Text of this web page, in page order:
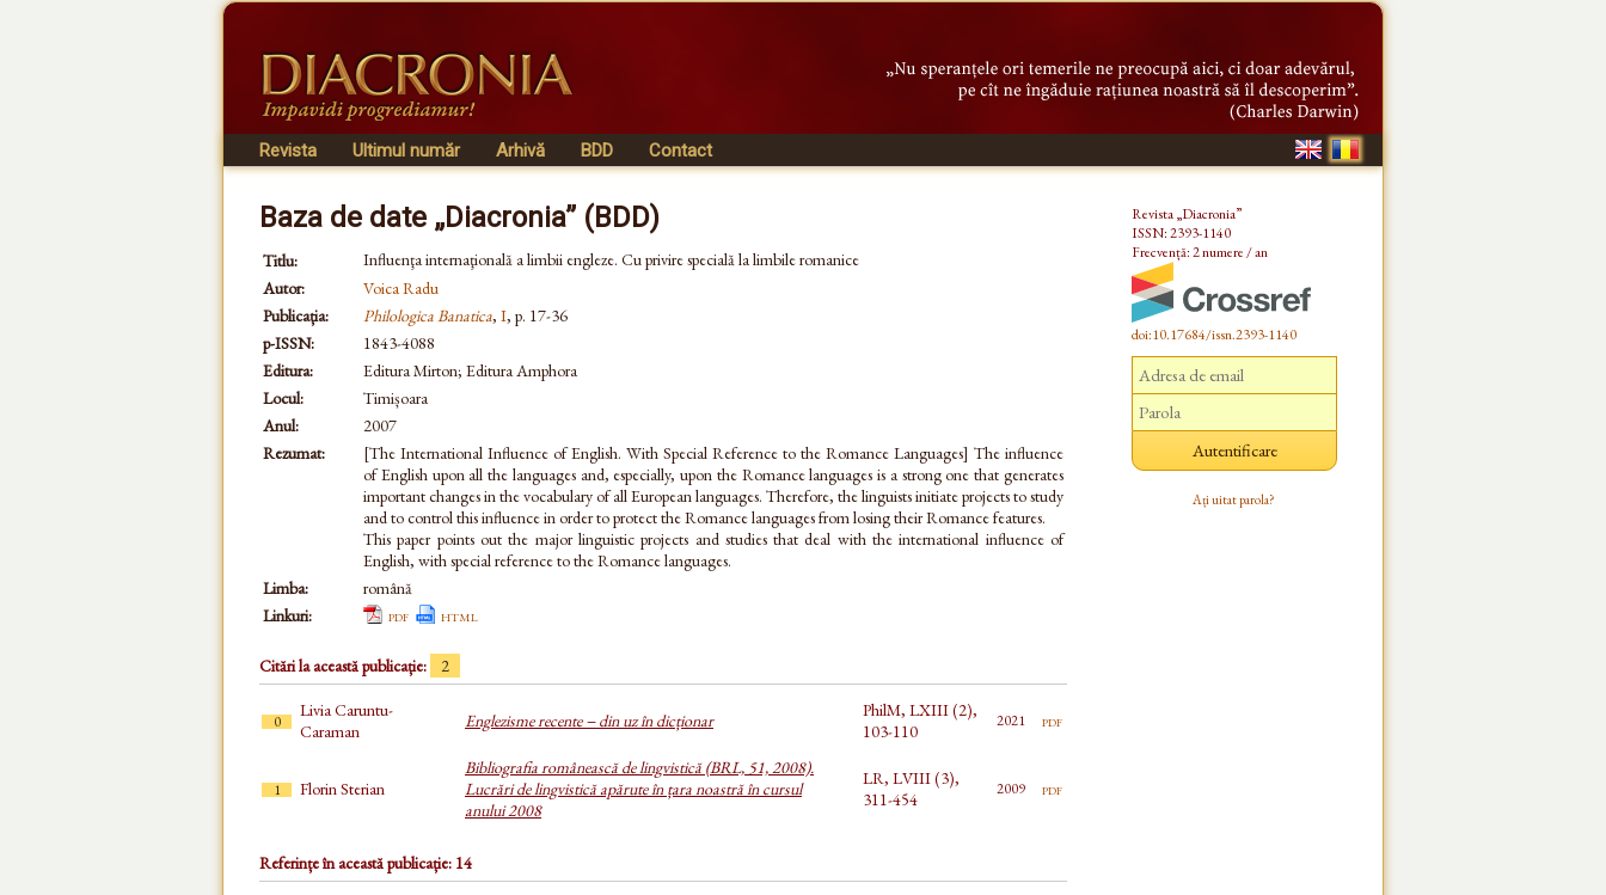
Revista Ultimul număr Arhivă BDD Contact
Baza de date „Diacronia” (BDD)
Titlu:
Influenţa internaţională a limbii engleze. Cu privire specială la limbile romanice
Autor:
Voica Radu
Publicația:
Philologica Banatica, I, p. 17-36
p-ISSN:
1843-4088
Editura:
Editura Mirton; Editura Amphora
Locul:
Timișoara
Anul:
2007
Rezumat:
[The International Influence of English. With Special Reference to the Romance Languages] The influence
of English upon all the languages and, especially, upon the Romance languages is a strong one that generates
important changes in the vocabulary of all European languages. Therefore, the linguists initiate projects to study
and to control this influence in order to protect the Romance languages from losing their Romance features.
This paper points out the major linguistic projects and studies that deal with the international influence of
English, with special reference to the Romance languages.
Limba:
română
Linkuri:
pdf html
Citări la această publicație: 2
0
Livia Caruntu-
Caraman
Englezisme recente − din uz în dicționar
PhilM, LXIII (2),
103-110
2021 pdf
1 Florin Sterian
Bibliografia românească de lingvistică (BRL, 51, 2008).
Lucrări de lingvistică apărute în țara noastră în cursul
anului 2008
LR, LVIII (3),
311-454
2009 pdf
Referințe în această publicație: 14
Revista „Diacronia”
ISSN: 2393-1140
Frecvență: 2 numere / an
doi:10.17684/issn.2393-1140
Ați uitat parola?